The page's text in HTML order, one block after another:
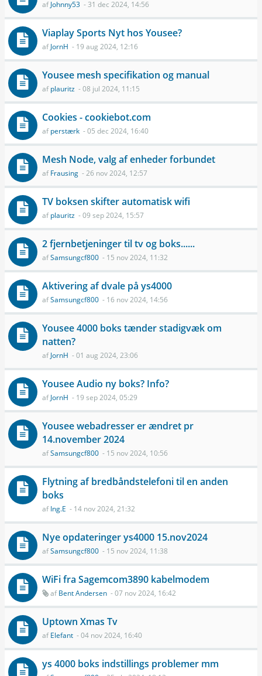
afJohnny53 - 31 dec 2024, 14:56
Viaplay Sports Nyt hos Yousee?
afJornH - 19 aug 2024, 12:16
Yousee mesh specifikation og manual
afplauritz - 08 jul 2024, 11:15
Cookies - cookiebot.com
afperstærk - 05 dec 2024, 16:40
Mesh Node, valg af enheder forbundet
afFrausing - 26 nov 2024, 12:57
TV boksen skifter automatisk wifi
afplauritz - 09 sep 2024, 15:57
2 fjernbetjeninger til tv og boks......
afSamsungcf800 - 15 nov 2024, 11:32
Aktivering af dvale på ys4000
afSamsungcf800 - 16 nov 2024, 14:56
Yousee 4000 boks tænder stadigvæk om
natten?
afJornH - 01 aug 2024, 23:06
Yousee Audio ny boks? Info?
afJornH - 19 sep 2024, 05:29
Yousee webadresser er ændret pr
14.november 2024
afSamsungcf800 - 15 nov 2024, 10:56
Flytning af bredbåndstelefoni til en anden
boks
afIng.E - 14 nov 2024, 21:32
Nye opdateringer ys4000 15.nov2024
afSamsungcf800 - 15 nov 2024, 11:38
WiFi fra Sagemcom3890 kabelmodem
afBent Andersen - 07 nov 2024, 16:42
Uptown Xmas Tv
afElefant - 04 nov 2024, 16:40
ys 4000 boks indstillings problemer mm